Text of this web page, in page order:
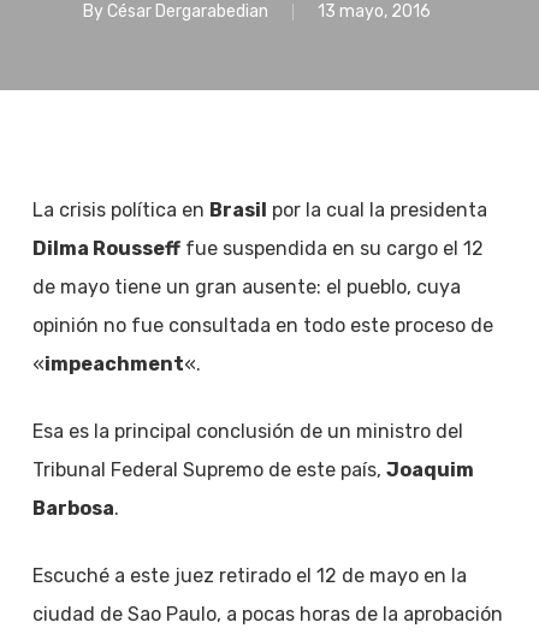
By César Dergarabedian 13 mayo, 2016
La crisis política en Brasil por la cual la presidenta
Dilma Roussefffue suspendida en su cargo el 12
de mayo tiene un gran ausente: el pueblo, cuya
opinión no fue consultada en todo este proceso de
«impeachment«.
Esa es la principal conclusión de un ministro del
Tribunal Federal Supremo de este país, Joaquim
Barbosa.
Escuché a este juez retirado el 12 de mayo en la
ciudad de Sao Paulo, a pocas horas de la aprobación